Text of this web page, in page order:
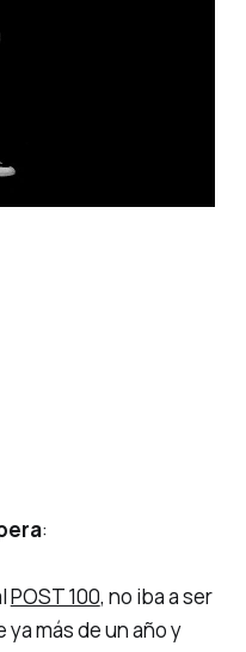
:
POST 100, no iba a ser
ya más de un año y